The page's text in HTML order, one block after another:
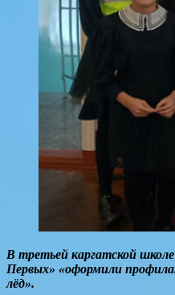
В третьей каргатской
Первых» «оформили
лёд».